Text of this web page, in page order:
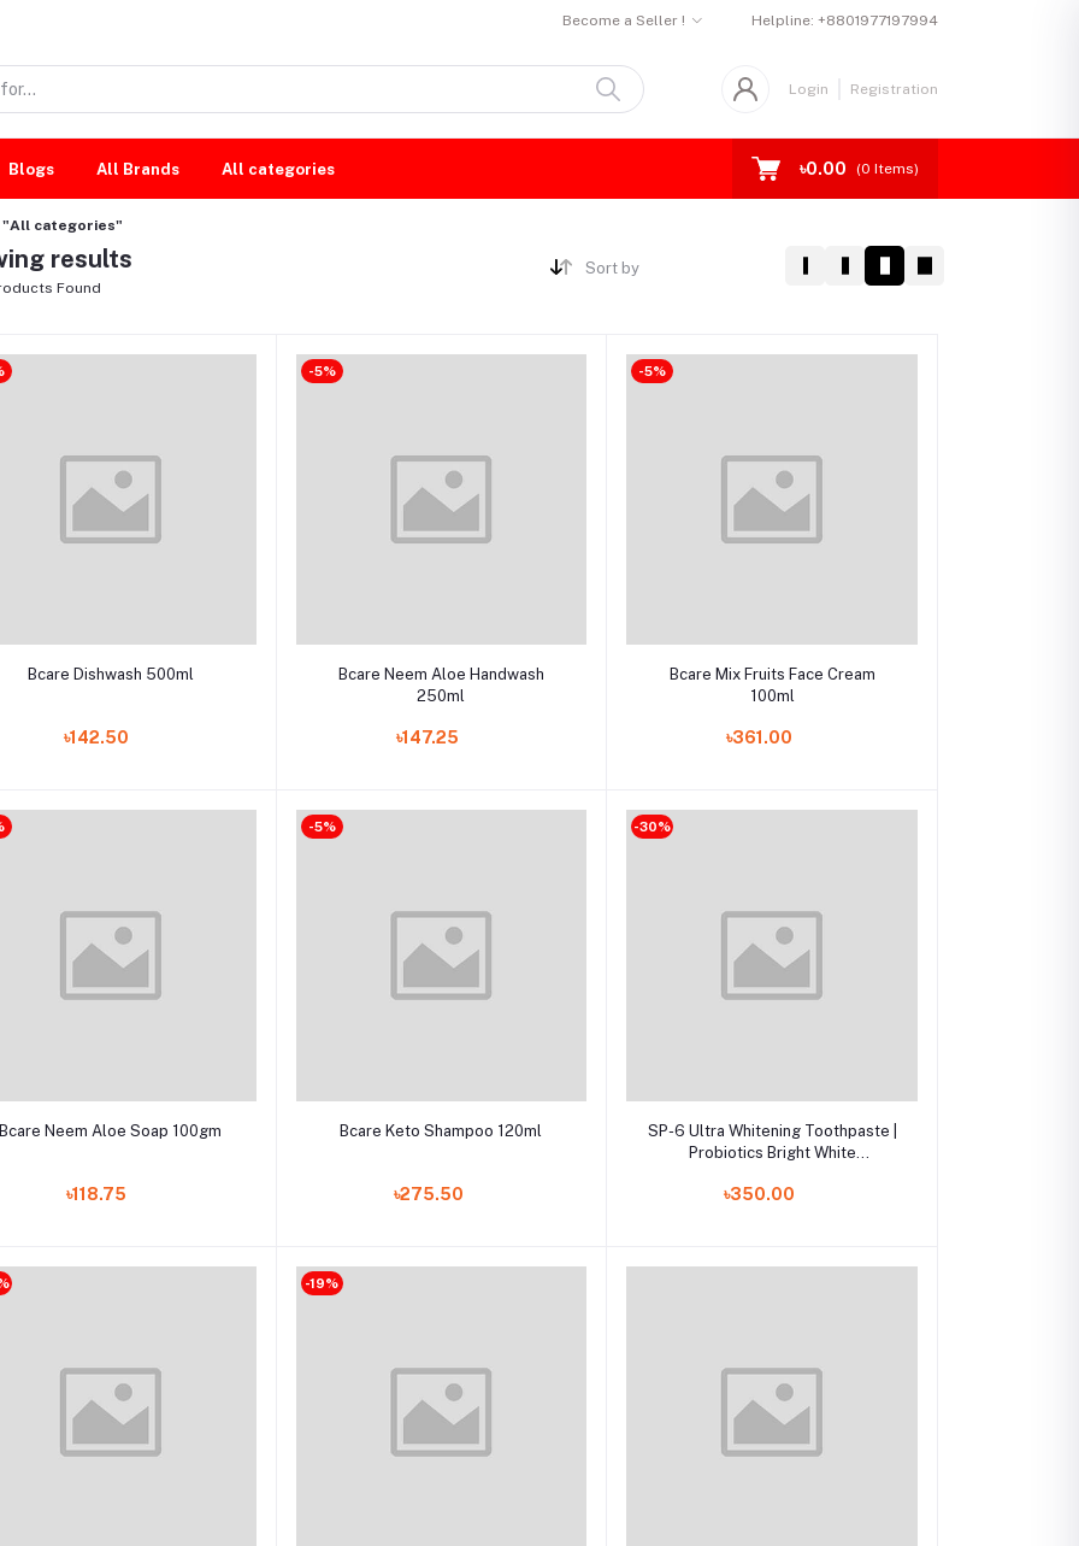
Become a Seller ! Helpline: +8801977197994
Login Registration
Blogs All Brands All categories ৳0.00 (0 Items)
"All categories"
results
Found
Sort by
Add to cart
Bcare Dishwash 500ml
৳142.50
-5%
Add to cart
Bcare Neem Aloe Handwash
250ml
৳147.25
-5%
Add to cart
Bcare Mix Fruits Face Cream
100ml
৳361.00
Add to cart
Bcare Neem Aloe Soap 100gm
৳118.75
-5%
Add to cart
Bcare Keto Shampoo 120ml
৳275.50
-30%
Add to cart
SP-6 Ultra Whitening Toothpaste |
Probiotics Bright White
Oral Care | 120g
৳350.00
-19%